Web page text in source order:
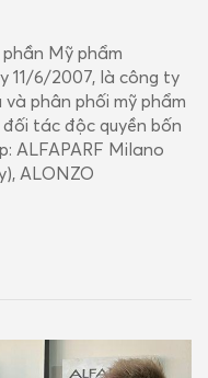
Mỹ phẩm
11/6/2007, là công ty
phân phối mỹ phẩm
tác độc quyền bốn
ALFAPARF Milano
ALONZO